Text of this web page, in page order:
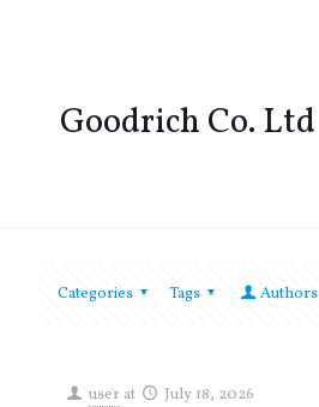
Goodrich Co. Ltd
Categories Tags Authors
user at July 18, 2026